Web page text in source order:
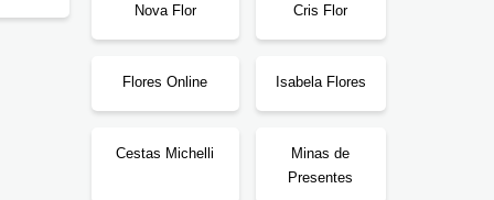
Nova Flor Cris Flor
Flores Online Isabela Flores
Cestas Michelli
Minas de
Presentes